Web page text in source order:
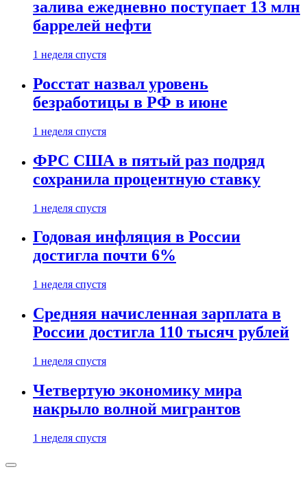
залива ежедневно поступает 13 млн
баррелей нефти
1 неделя спустя
Росстат назвал уровень
безработицы в РФ в июне
1 неделя спустя
ФРС США в пятый раз подряд
сохранила процентную ставку
1 неделя спустя
Годовая инфляция в России
достигла почти 6%
1 неделя спустя
Средняя начисленная зарплата в
России достигла 110 тысяч рублей
1 неделя спустя
Четвертую экономику мира
накрыло волной мигрантов
1 неделя спустя